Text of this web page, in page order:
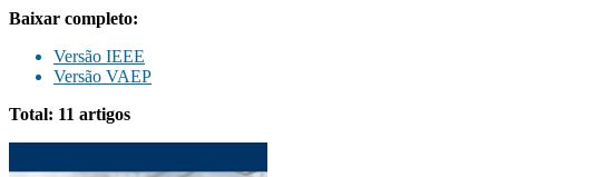
Baixar completo:
Versão IEEE
Versão VAEP
Total: 11 artigos